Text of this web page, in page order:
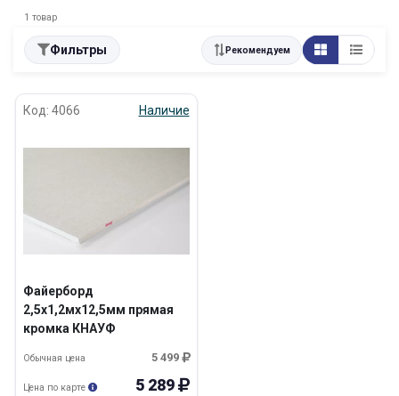
1 товар
Фильтры Рекомендуем
Код: 4066 Наличие
Файерборд
2,5х1,2мх12,5мм прямая
кромка КНАУФ
5 499
Обычная цена
5 289
Цена по карте